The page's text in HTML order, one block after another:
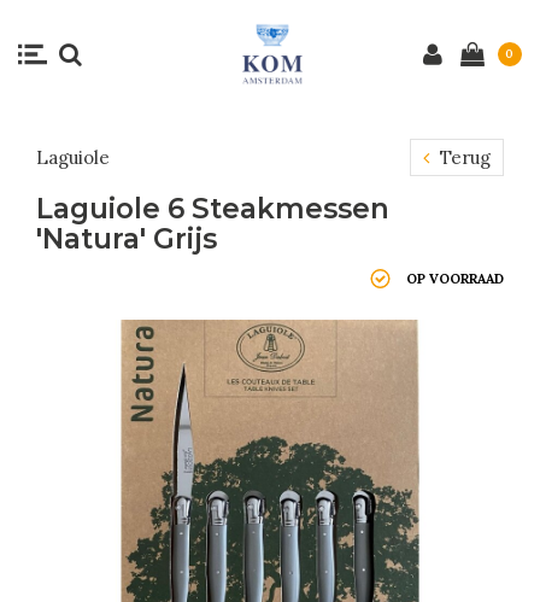
0
Laguiole Terug
Laguiole 6 Steakmessen
'Natura' Grijs
OP VOORRAAD